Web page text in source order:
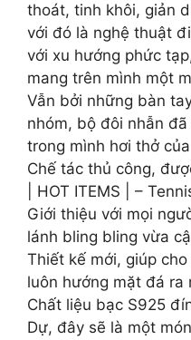
thoát, tinh khôi, giản
với đó là nghệ thuật
với xu hướng phức
mang trên mình một
Vẫn bởi những bàn
nhóm, bộ đôi nhẫn
trong mình hơi thở
Chế tác thủ công,
| HOT ITEMS | –
Giới thiệu với mọi
lánh bling bling vừa
Thiết kế mới, giúp
luôn hướng mặt đá ra
Chất liệu bạc S925
Dự, đây sẽ là một